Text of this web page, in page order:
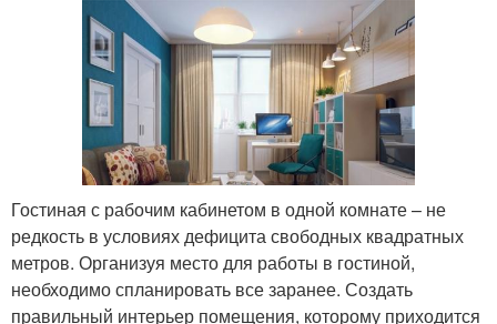
Гостиная с рабочим кабинетом в одной комнате – не
редкость в условиях дефицита свободных квадратных
метров. Организуя место для работы в гостиной,
необходимо спланировать все заранее. Создать
правильный интерьер помещения, которому приходится